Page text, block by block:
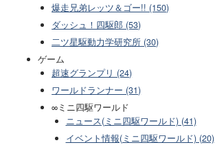
爆走兄弟レッツ＆ゴー!! (150)
ダッシュ！四駆郎 (53)
二ツ星駆動力学研究所 (30)
ゲーム
超速グランプリ (24)
ワールドランナー (31)
∞ミニ四駆ワールド
ニュース(ミニ四駆ワールド) (41)
イベント情報(ミニ四駆ワールド) (20)